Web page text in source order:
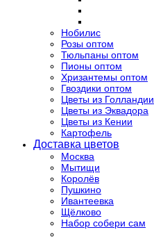
Нобилис
Розы оптом
Тюльпаны оптом
Пионы оптом
Хризантемы оптом
Гвоздики оптом
Цветы из Голландии
Цветы из Эквадора
Цветы из Кении
Картофель
Доставка цветов
Москва
Мытищи
Королёв
Пушкино
Ивантеевка
Щёлково
Набор собери сам